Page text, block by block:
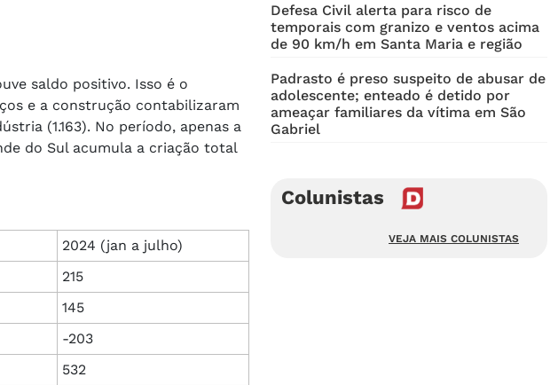
saldo positivo. Isso é o
e a construção contabilizaram
(1.163). No período, apenas a
do Sul acumula a criação total
2024 (jan a julho)
215
145
-203
532
Defesa Civil alerta para risco de
temporais com granizo e ventos acima
de 90 km/h em Santa Maria e região
Padrasto é preso suspeito de abusar de
adolescente; enteado é detido por
ameaçar familiares da vítima em São
Gabriel
Colunistas
VEJA MAIS COLUNISTAS